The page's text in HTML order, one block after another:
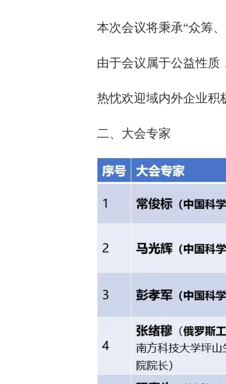
本次会议将秉承“众筹
由于会议属于公益性质
热忱欢迎域内外企业积
二、大会专家